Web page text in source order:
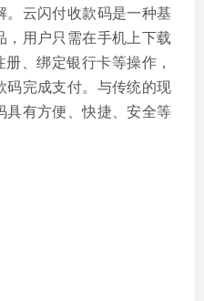
云闪付收款码是一种基
用户只需在手机上下载
、绑定银行卡等操作，
码完成支付。与传统的现
具有方便、快捷、安全等